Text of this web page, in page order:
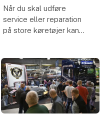
Når du skal udføre
service eller reparation
på store køretøjer kan
have brug for et særligt
værktøj designet til
netop den specifikke
opgave.
Hos Wür